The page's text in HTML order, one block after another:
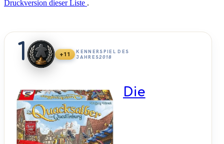
Druckversion dieser Liste .
1 +11
KENNERSPIEL DES
JAHRES2018
Die